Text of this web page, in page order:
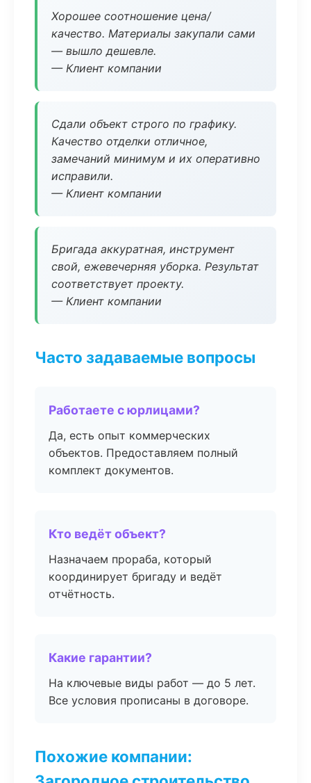
Хорошее соотношение цена/
качество. Материалы закупали сами
— вышло дешевле.
— Клиент компании
Сдали объект строго по графику.
Качество отделки отличное,
замечаний минимум и их оперативно
исправили.
— Клиент компании
Бригада аккуратная, инструмент
свой, ежевечерняя уборка. Результат
соответствует проекту.
— Клиент компании
Часто задаваемые вопросы
Работаете с юрлицами?
Да, есть опыт коммерческих
объектов. Предоставляем полный
комплект документов.
Кто ведёт объект?
Назначаем прораба, который
координирует бригаду и ведёт
отчётность.
Какие гарантии?
На ключевые виды работ — до 5 лет.
Все условия прописаны в договоре.
Похожие компании: